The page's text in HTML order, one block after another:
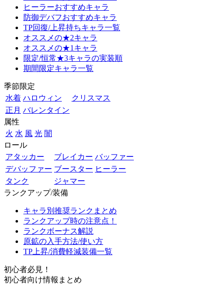
ヒーラーおすすめキャラ
防御デバフおすすめキャラ
TP回復/上昇持ちキャラ一覧
オススメの★2キャラ
オススメの★1キャラ
限定/恒常★3キャラの実装順
期間限定キャラ一覧
季節限定
水着 ハロウィン
クリスマス
正月 バレンタイン
属性
火 水 風 光 闇
ロール
アタッカー
ブレイカー バッファー
デバッファー ブースター ヒーラー
タンク
ジャマー
ランクアップ/装備
キャラ別推奨ランクまとめ
ランクアップ時の注意点！
ランクボーナス解説
原鉱の入手方法/使い方
TP上昇/消費軽減装備一覧
初心者必見！
初心者向け情報まとめ